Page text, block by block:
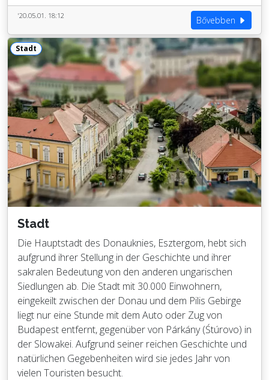
'20.05.01. 18:12 Bővebben
Stadt
Stadt
Die Hauptstadt des Donauknies, Esztergom, hebt sich
aufgrund ihrer Stellung in der Geschichte und ihrer
sakralen Bedeutung von den anderen ungarischen
Siedlungen ab. Die Stadt mit 30.000 Einwohnern,
eingekeilt zwischen der Donau und dem Pilis Gebirge
liegt nur eine Stunde mit dem Auto oder Zug von
Budapest entfernt, gegenüber von Párkány (Śtúrovo) in
der Slowakei. Aufgrund seiner reichen Geschichte und
natürlichen Gegebenheiten wird sie jedes Jahr von
vielen Touristen besucht.